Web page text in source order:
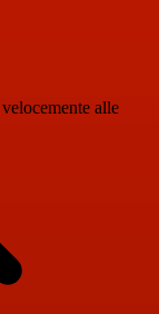
alle